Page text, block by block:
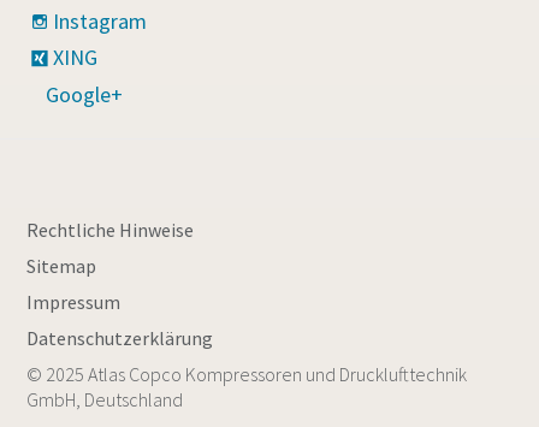
Instagram
XING
Google+
Rechtliche Hinweise
Sitemap
Impressum
Datenschutzerklärung
© 2025 Atlas Copco Kompressoren und Drucklufttechnik
GmbH, Deutschland